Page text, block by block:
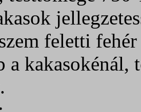
feletti
a